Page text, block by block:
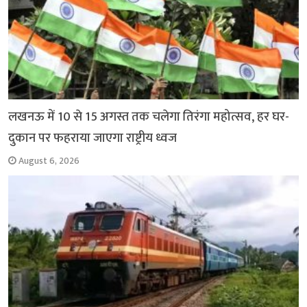
लखनऊ में 10 से 15 अगस्त तक चलेगा तिरंगा महोत्सव, हर घर-
दुकान पर फहराया जाएगा राष्ट्रीय ध्वज
August 6, 2026